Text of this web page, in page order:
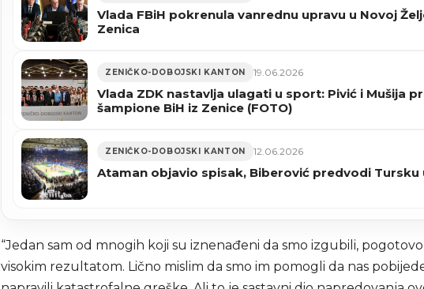
Vlada FBiH pokrenula vanrednu upravu u Novoj
Zenica
ZENIČKO-DOBOJSKI KANTON 19.06.2026
Vlada ZDK nastavlja ulagati u sport: Pivić i Mušija
šampione BiH iz Zenice (FOTO)
ZENIČKO-DOBOJSKI KANTON 12.06.2026
Ataman objavio spisak, Biberović predvodi Tursku
“Jedan sam od mnogih koji su iznenađeni da smo izgubili,
visokim rezultatom. Lično mislim da smo im pomogli da nas